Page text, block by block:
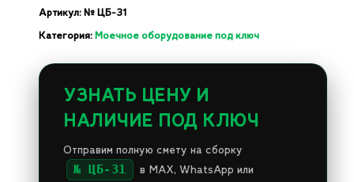
Артикул: № ЦБ-31
Категория: Моечное оборудование под ключ
УЗНАТЬ ЦЕНУ И
НАЛИЧИЕ ПОД КЛЮЧ
Отправим полную смету на сборку
№ ЦБ-31
в MAX, WhatsApp или